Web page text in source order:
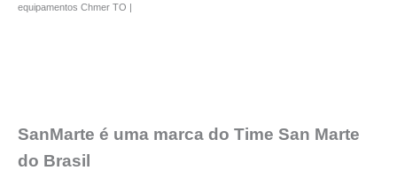
equipamentos Chmer TO |
SanMarte é uma marca do Time San Marte
do Brasil